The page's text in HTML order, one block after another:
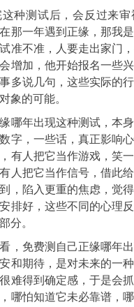
种测试后，会反过来
那一年遇到正缘，那我
准不准，人要走出家门
增加，他开始报名一些
多说几句，这些实际的
象的可能。
哪年出现这种测试，本
字，一些话，真正影响
有人把它当作游戏，笑
人把它当作信号，借此
，陷入更重的焦虑，觉
排好，这些不同的心理
分。
，免费测自己正缘哪年
和期待，是对未来的一
难得到确定感，于是会
哪怕知道它未必靠谱，